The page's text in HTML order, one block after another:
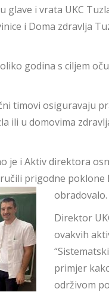
i vrata UKC
i Doma zdravlja
godina s ciljem
timovi osiguravaju
ili u domovima
je i Aktiv direktora
prigodne
obradovalo.
Direktor
ovakvih
primjer
održivom